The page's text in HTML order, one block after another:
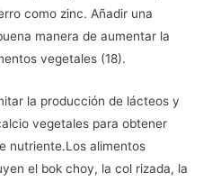
como zinc. Añadir una
manera de aumentar la
vegetales (18).
la producción de lácteos y
vegetales para obtener
nutriente.Los alimentos
el bok choy, la col rizada, la